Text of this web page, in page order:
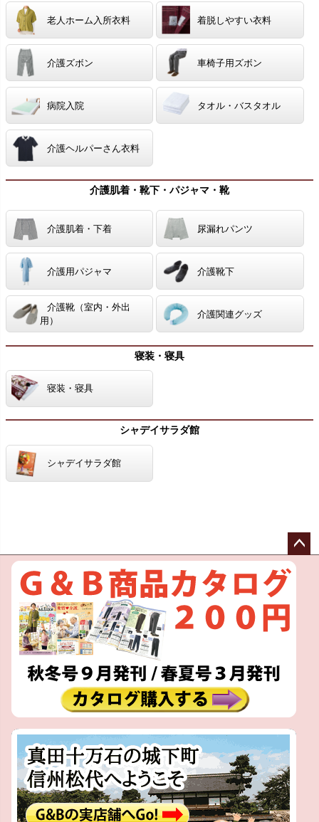
老人ホーム入所衣料 着脱しやすい衣料
介護ズボン 車椅子用ズボン
病院入院 タオル・バスタオル
介護ヘルパーさん衣料
介護肌着・靴下・パジャマ・靴
介護肌着・下着 尿漏れパンツ
介護用パジャマ 介護靴下
介護靴（室内・外出
用）
介護関連グッズ
寝装・寝具
寝装・寝具
シャデイサラダ館
シャデイサラダ館
ペー
へ